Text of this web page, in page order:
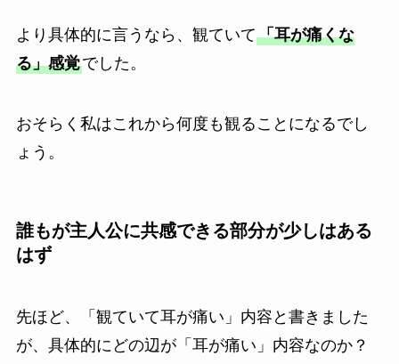
より具体的に言うなら、観ていて「耳が痛くな
る」感覚でした。
おそらく私はこれから何度も観ることになるでし
ょう。
誰もが主人公に共感できる部分が少しはある
はず
先ほど、「観ていて耳が痛い」内容と書きました
が、具体的にどの辺が「耳が痛い」内容なのか？